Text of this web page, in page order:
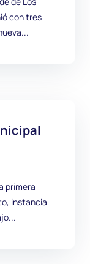
con tres
primera
instancia